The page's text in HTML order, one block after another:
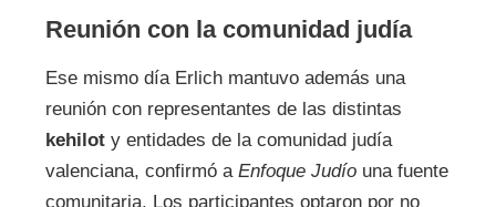
Reunión con la comunidad judía
Ese mismo día Erlich mantuvo además una
reunión con representantes de las distintas
kehiloty entidades de la comunidad judía
valenciana, confirmó a Enfoque Judíouna fuente
comunitaria. Los participantes optaron por no